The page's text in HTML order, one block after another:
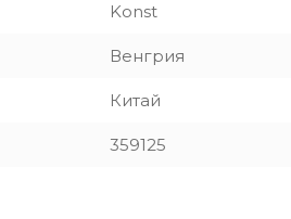
Konst
Венгрия
Китай
359125